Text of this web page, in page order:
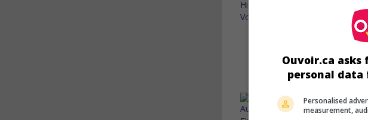
son coeur par un
sophistiqué
au cinéma
Ouvoir.ca
personal
Personalised
measurement,